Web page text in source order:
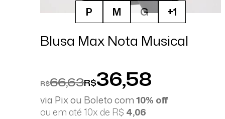
P M G +1
Blusa Max Nota Musical
R$66,63R$36,58
via Pix ou Boleto com10% off
ou em até 10x de R$ 4,06